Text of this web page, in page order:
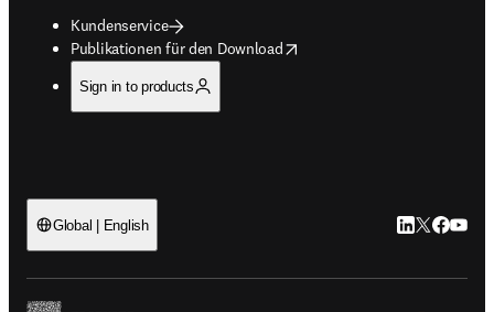
Kundenservice
Publikationen für den Download
opens in new tab/window
Sign in to products
Global | English LinkedIn
Twitter